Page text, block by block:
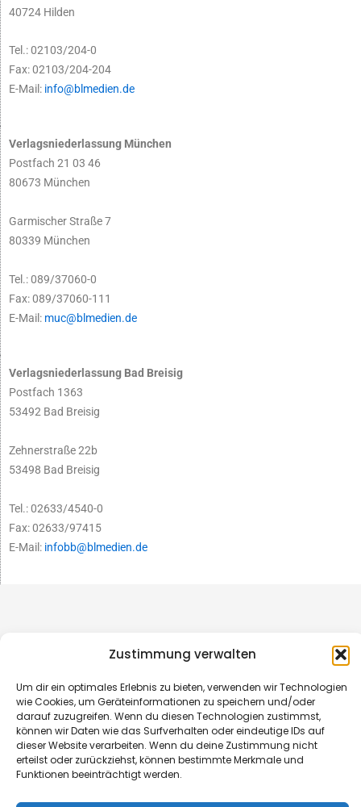
Zustimmung verwalten
Um dir ein optimales Erlebnis zu bieten, verwenden wir Technologien
wie Cookies, um Geräteinformationen zu speichern und/oder
darauf zuzugreifen. Wenn du diesen Technologien zustimmst,
können wir Daten wie das Surfverhalten oder eindeutige IDs auf
dieser Website verarbeiten. Wenn du deine Zustimmung nicht
erteilst oder zurückziehst, können bestimmte Merkmale und
Funktionen beeinträchtigt werden.
40724 Hilden
Tel.: 02103/204-0
Fax: 02103/204-204
E-Mail: info@blmedien.de
Verlagsniederlassung München
Postfach 21 03 46
80673 München
Garmischer Straße 7
80339 München
Tel.: 089/37060-0
Fax: 089/37060-111
E-Mail: muc@blmedien.de
Verlagsniederlassung Bad Breisig
Postfach 1363
53492 Bad Breisig
Zehnerstraße 22b
53498 Bad Breisig
Tel.: 02633/4540-0
Fax: 02633/97415
E-Mail: infobb@blmedien.de
© B&L MedienGesellschaft mbH & Co. KG